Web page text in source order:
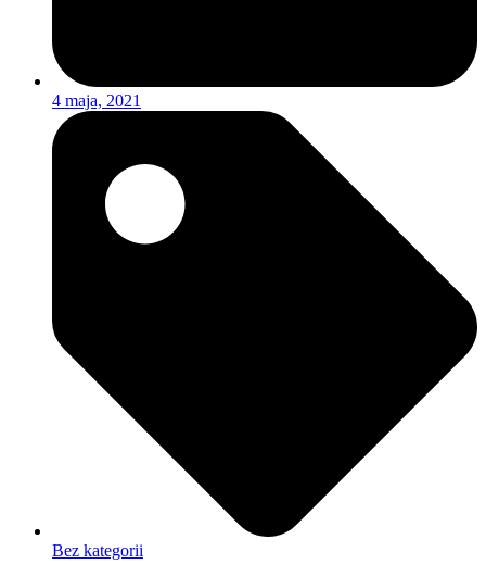
4 maja, 2021
Bez kategorii